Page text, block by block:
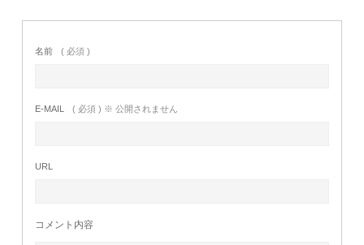
名前 ( 必須 )
E-MAIL ( 必須 ) ※ 公開されません
URL
コメント内容